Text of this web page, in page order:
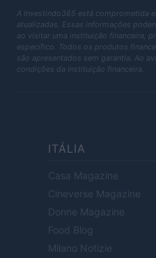
A Investindo365 está comprometida
atualizadas. Essas informações
ao visitar uma instituição financeira,
específico. Todos os produtos
são apresentados sem garantia. Ao
condições da instituição financeira.
ITÁLIA
Casa Magazine
Cineverse Magazine
Donne Magazine
Food Blog
Milano Notizie